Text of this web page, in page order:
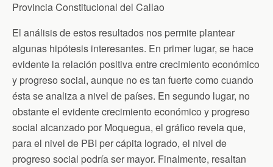
Provincia Constitucional del Callao
El análisis de estos resultados nos permite plantear
algunas hipótesis interesantes. En primer lugar, se hace
evidente la relación positiva entre crecimiento económico
y progreso social, aunque no es tan fuerte como cuando
ésta se analiza a nivel de países. En segundo lugar, no
obstante el evidente crecimiento económico y progreso
social alcanzado por Moquegua, el gráfico revela que,
para el nivel de PBI per cápita logrado, el nivel de
progreso social podría ser mayor. Finalmente, resaltan